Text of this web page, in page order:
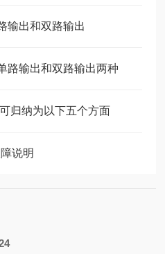
输出和双路输出
路输出和双路输出两种
归纳为以下五个方面
说明